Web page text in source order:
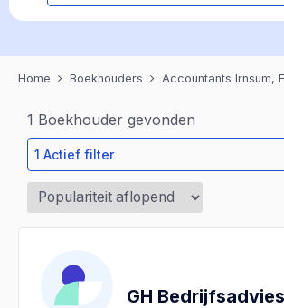
Home Boekhouders Accountants Irnsum,
1 Boekhouder gevonden
1 Actief filter
GH Bedrijfsadvies